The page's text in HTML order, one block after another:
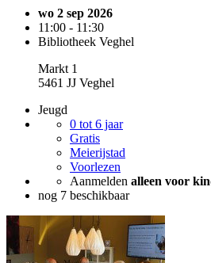
wo 2 sep 2026
11:00 - 11:30
Bibliotheek Veghel
Markt 1
5461 JJ Veghel
Jeugd
0 tot 6 jaar
Gratis
Meierijstad
Voorlezen
Aanmelden alleen voor
nog 7 beschikbaar